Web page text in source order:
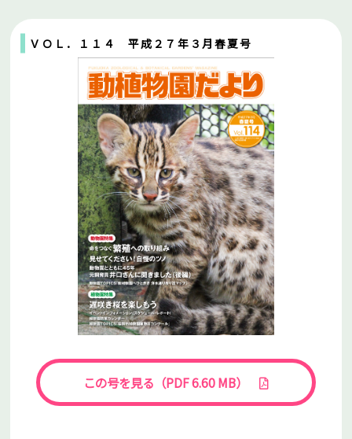
ＶＯＬ．１１４ 平成２７年３月春夏号
この号を見る（PDF 6.60 MB）